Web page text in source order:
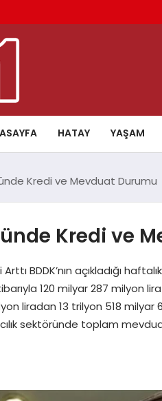
HATAY YAŞAM
Kredi ve Mevduat Durumu
Kredi ve
BDDK’nın açıkladığı
120 milyar 287 milyon
liradan 13 trilyon 518 milyar
sektöründe toplam